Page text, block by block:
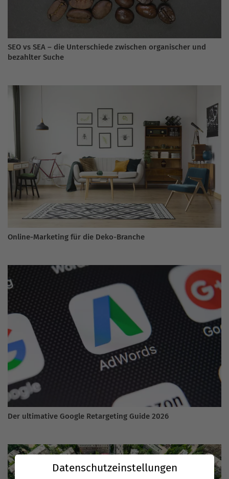
SEO vs SEA – die Unterschiede zwischen organischer und
bezahlter Suche
Online-Marketing für die Deko-Branche
Der ultimative Google Retargeting Guide 2026
Datenschutzeinstellungen